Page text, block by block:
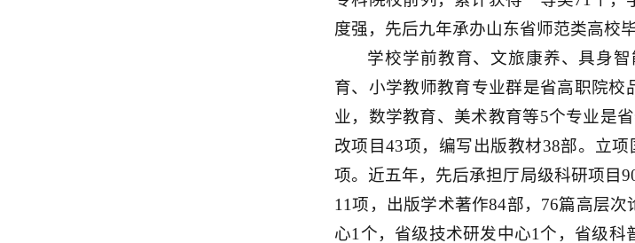
度强，先后九年承办山东省师范类高校
学校学前教育、文旅康养、具身
育、小学教师教育专业群是省高职院
业，数学教育、美术教育等5个专业是
改项目43项，编写出版教材38部。立
项。近五年，先后承担厅局级科研项目
11项，出版学术著作84部，76篇高层
心1个，省级技术研发中心1个，省级